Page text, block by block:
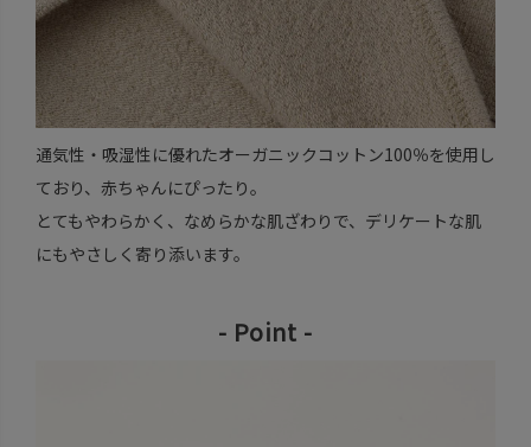
通気性・吸湿性に優れたオーガニックコットン100％を使用し
ており、赤ちゃんにぴったり。
とてもやわらかく、なめらかな肌ざわりで、デリケートな肌
にもやさしく寄り添います。
- Point -